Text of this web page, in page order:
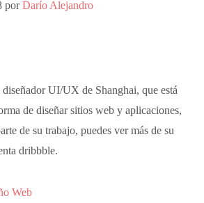
porDarío Alejandro
UI/UX de Shanghai, que está
de diseñar sitios web y aplicaciones,
de su trabajo, puedes ver más de su
dribbble.
Web